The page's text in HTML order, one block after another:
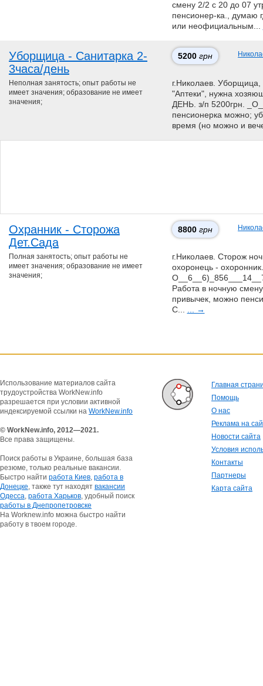
смену 2/2 с 20 до 07
пенсионер-ка., думаю
или неофициальным...
Уборщица - Санитарка 2-
3часа/день
5200 грн
Неполная занятость; опыт работы не
имеет значения; образование не имеет
значения;
г.Николаев. Уборщица,
"Аптеки", нужна
ДЕНЬ. з/п 5200грн.
пенсионерка можно;
время (но можно и
Охранник - Сторожа
Дет.Сада
8800 грн
Полная занятость; опыт работы не
имеет значения; образование не имеет
значения;
г.Николаев. Сторож
охоронець -
Рaбота в ночную
привычек, мoжно
С... ... →
Использование материалов сайта
трудоустройства WorkNew.info
разрешается при условии активной
индексируемой ссылки на WorkNew.info
© WorkNew.info, 2012—2021.
Все права защищены.
Поиск работы в Украине, большая база
резюме, только реальные вакансии.
Быстро найти работа Киев, работа в
Донецке, также тут находят вакансии
Одесса, работа Харьков, удобный поиск
работы в Днепропетровске
На Worknew.info можна быстро найти
работу в твоем городе.
Главная
Помощь
О нас
Реклама на
Новости сайта
Условия
Контакты
Партнеры
Карта сайта